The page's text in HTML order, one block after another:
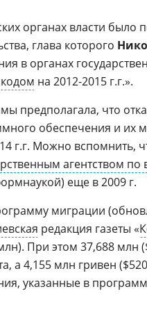
органах власти было
глава которого
в органах
на 2012-2015 г.г.».
предполагала, что
обеспечения и их
г.г. Можно
агентством
еще в 2009 г.
миграции
редакция газеты «
При этом 37,688 млн
а 4,155 млн гривен
указанные в